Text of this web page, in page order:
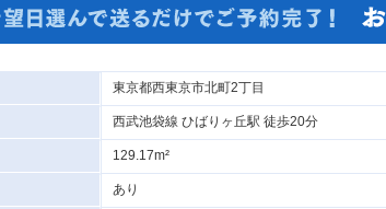
東京都西東京市北町2丁目
西武池袋線 ひばりヶ丘駅 徒歩20分
129.17m²
あり